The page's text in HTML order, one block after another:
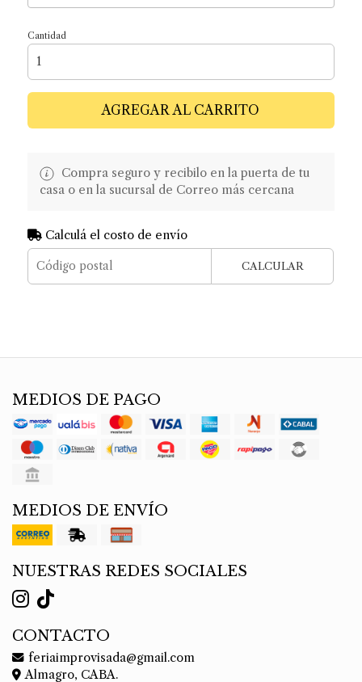
Cantidad
AGREGAR AL CARRITO
Compra seguro y recibilo en la puerta de tu
casa o en la sucursal de Correo más cercana
Calculá el costo de envío
CALCULAR
MEDIOS DE PAGO
MEDIOS DE ENVÍO
NUESTRAS REDES SOCIALES
CONTACTO
feriaimprovisada@gmail.com
Almagro, CABA.